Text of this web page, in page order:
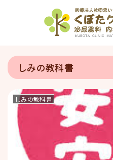
しみの教科書
しみの教科書